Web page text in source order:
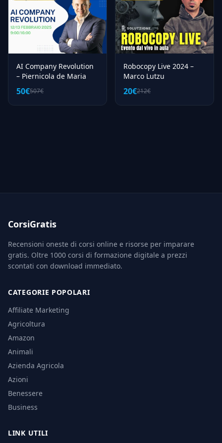
AI Company Revolution
– Piernicola de Maria
50€507€
Robocopy Live 2024 –
Marco Lutzu
20€212€
CorsiGratis
Recensioni oneste di corsi online e risorse per imparare
gratis. Oltre 1000 corsi di formazione digitale a prezzi
scontati con download immediato.
CATEGORIE POPOLARI
Affiliate Marketing
Agricoltura
Amazon
Animali
Azienda Agricola
Azioni
Benessere
Business
LINK UTILI